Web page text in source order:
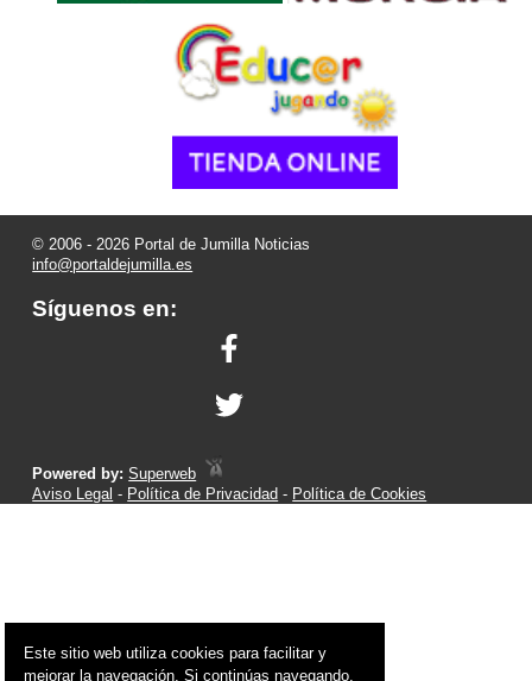
© 2006 - 2026 Portal de Jumilla Noticias
info@portaldejumilla.es
Síguenos en:
Powered by:Superweb
Aviso Legal - Política de Privacidad - Política de Cookies
Este sitio web utiliza cookies para facilitar y
mejorar la navegación. Si continúas navegando,